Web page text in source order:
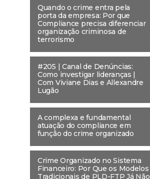
Quando o crime entra pela
porta da empresa: Por que
Compliance precisa diferenciar
organização criminosa de
terrorismo
#205 | Canal de Denúncias:
Como investigar lideranças |
Com Viviane Dias e Allexandre
Lugão
A complexa e fundamental
atuação do compliance em
função do crime organizado
Crime Organizado no Sistema
Financeiro: Por Que os Modelos
Tradicionais de PLD-FTP Já Não